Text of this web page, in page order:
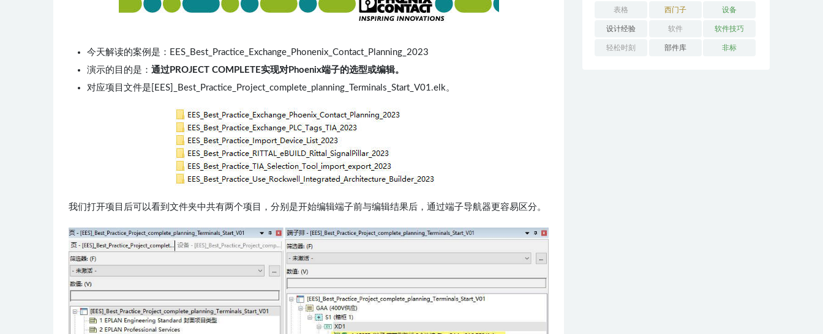
今天解读的案例是：EES_Best_Practice_Exchange_Phonenix_Contact_Planning_2023
演示的目的是： 通过PROJECT COMPLETE实现对Phoenix端子的选型或编辑。
对应项目文件是[EES]_Best_Practice_Project_complete_planning_Terminals_Start_V01.elk。
我们打开项目后可以看到文件夹中共有两个项目，分别是开始编辑端子前与编辑结果后，通过端子导航器更容易区分。
表格 西门子 设备
设计经验 软件 软件技巧
轻松时刻 部件库 非标